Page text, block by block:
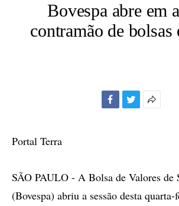
Bovespa abre em
contramão de bolsas
Portal Terra
SÃO PAULO - A Bolsa de Valores de
(Bovespa) abriu a sessão desta